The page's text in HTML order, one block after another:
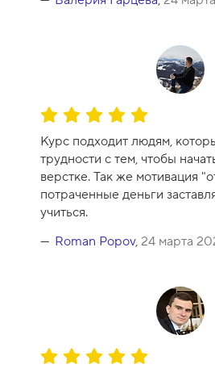
О
е
н
к
а
к
у
0
Курс подходит людям,
трудности с тем, чтобы
верстке. Так же мотивация
потраченные деньги
учиться.
Roman Popov, 24 марта
О